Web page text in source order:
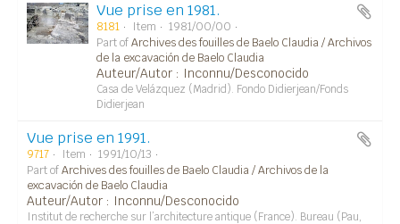
Vue prise en 1981.
8181 Item
1981/00/00
Part ofArchives des fouilles de Baelo Claudia / Archivos
de la excavación de Baelo Claudia
Auteur/Autor : Inconnu/Desconocido
Casa de Velázquez (Madrid). Fondo Didierjean/Fonds
Didierjean
Vue prise en 1991.
9717 Item
1991/10/13
Part ofArchives des fouilles de Baelo Claudia / Archivos de la
excavación de Baelo Claudia
Auteur/Autor : Inconnu/Desconocido
Institut de recherche sur l’architecture antique (France). Bureau (Pau,